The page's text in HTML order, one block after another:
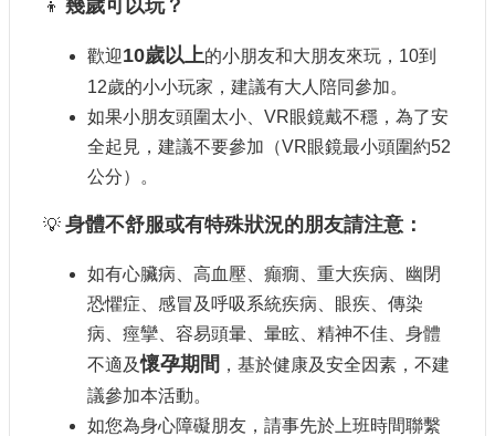
👦 幾歲可以玩？
歡迎10歲以上的小朋友和大朋友來玩，10到
12歲的小小玩家，建議有大人陪同參加。
如果小朋友頭圍太小、VR眼鏡戴不穩，為了安
全起見，建議不要參加（VR眼鏡最小頭圍約52
公分）。
💡 身體不舒服或有特殊狀況的朋友請注意：
如有心臟病、高血壓、癲癇、重大疾病、幽閉
恐懼症、感冒及呼吸系統疾病、眼疾、傳染
病、痙攣、容易頭暈、暈眩、精神不佳、身體
不適及懷孕期間 ，基於健康及安全因素，不建
議參加本活動。
如您為身心障礙朋友，請事先於上班時間聯繫